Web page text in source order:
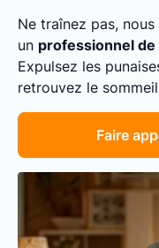
Ne traînez pas,
un professionnel
Expulsez les
retrouvez le
Faire